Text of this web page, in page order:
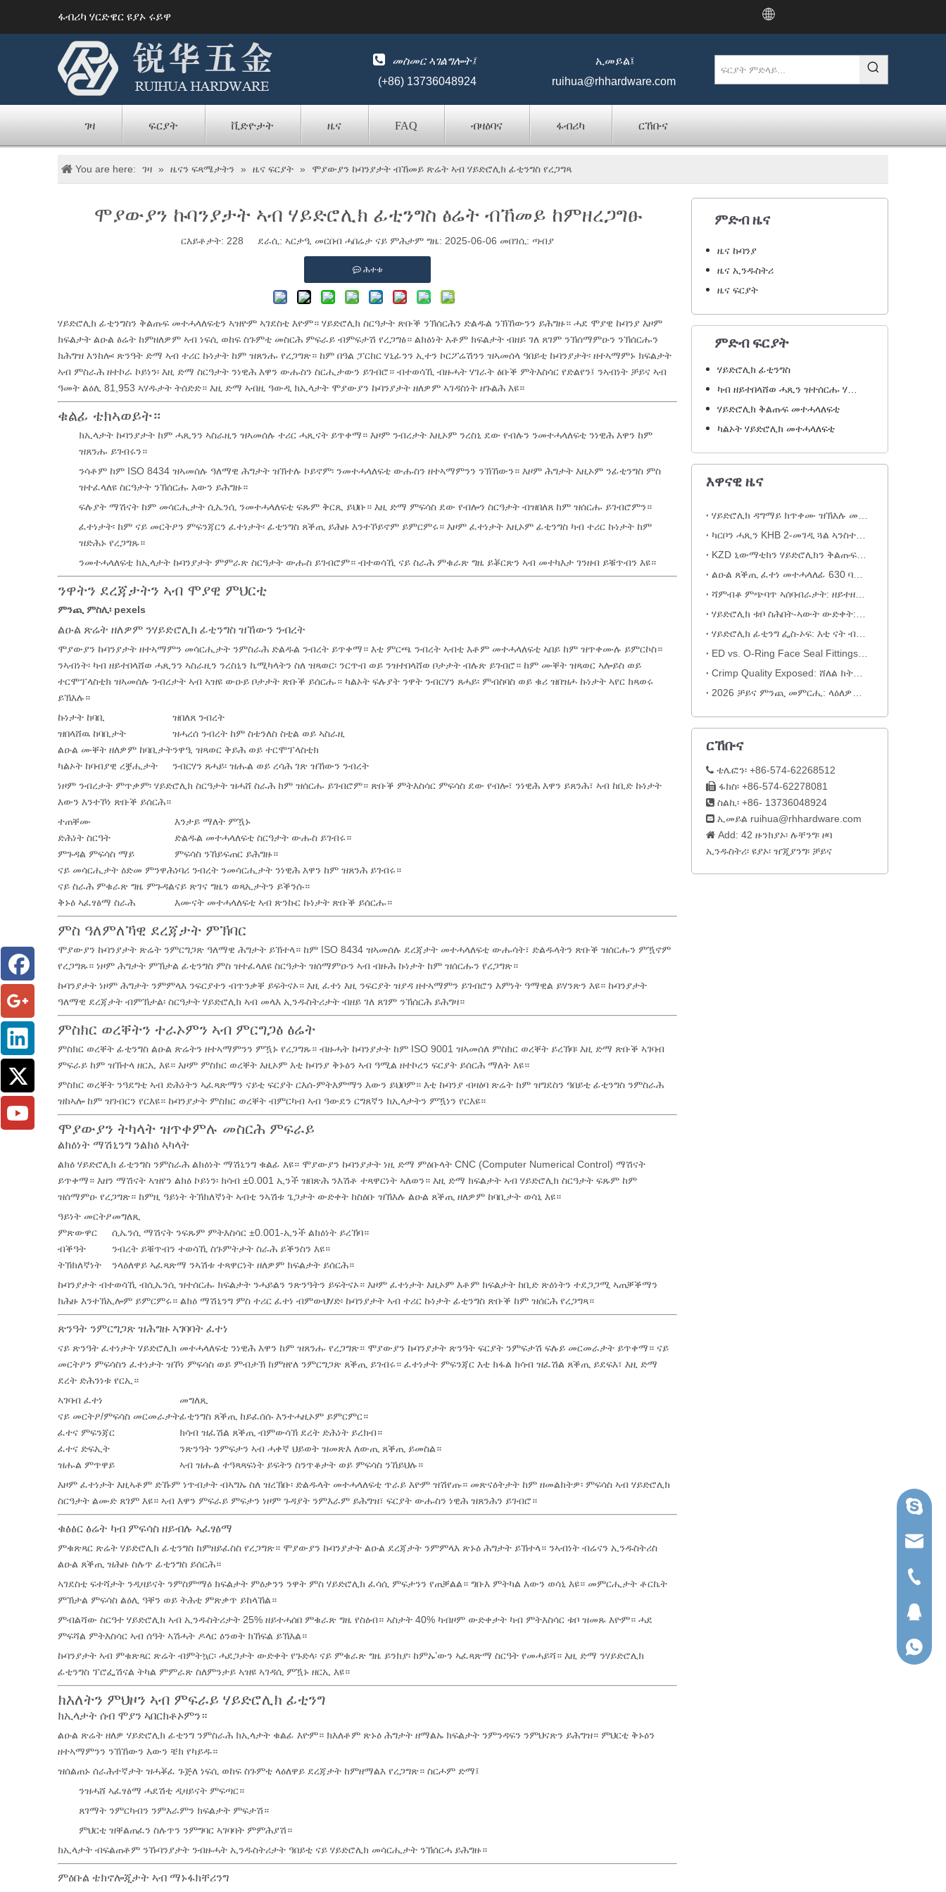
ፋብሪካ ሃርድዌር ዩያኦ ሩይዋ

መስመር ኣገልግሎት፤
(+86) 13736048924
ኢመይል፤
ruihua@rhhardware.com
ገዛ ፍርያት ቪድዮታት ዜና FAQ ብዛዕባና ፋብሪካ ርኸቡና
You are here: ገዛ » ዜናን ፍጻሜታትን » ዜና ፍርያት » ሞያውያን ኩባንያታት ብኸመይ ጽሬት ኣብ ሃይድሮሊክ ፊቲንግስ የረጋግጻ
ሞያውያን ኩባንያታት ኣብ ሃይድሮሊክ ፊቲንግስ ፅሬት ብኸመይ ከምዘረጋግፁ
ርእይቶታት: 228 ደራሲ: ኣርታዒ መርበብ ሓበሬታ ናይ ምሕታም ግዜ: 2025-06-06 መበገሲ: ጣብያ
ሕተቱ
ሃይድሮሊክ ፊቲንግስን ቅልጡፍ መተሓላለፍቲን ኣዝዮም ኣገደስቲ እዮም። ሃይድሮሊክ ስርዓታት ጽቡቕ ንኽሰርሕን ድልዱል ንኽኸውንን ይሕግዙ። ሓደ ሞያዊ ኩባንያ እዞም
ክፍልታት ልዑል ፅሬት ከምዘለዎም ኣብ ነፍሲ ወከፍ ስጉምቲ መስርሕ ምፍራይ ብምፍታሽ የረጋግፅ። ልክዕነት እቶም ክፍልታት ብዘይ ገለ ጸገም ንኽሰማምዑን ንኽሰርሑን
ክሕግዝ እንከሎ፡ ጽንዓት ድማ ኣብ ተሪር ኩነታት ከም ዝጸንሑ የረጋግጽ። ከም በዓል ፓርከር ሃኒፊንን ኢተን ኮርፖሬሽንን ዝኣመሰላ ዓበይቲ ኩባንያታት፡ ዘተኣማምኑ ክፍልታት
ኣብ ምስራሕ ዘተኮራ ኮይነን፡ እዚ ድማ ስርዓታት ንነዊሕ እዋን ውሑስን ስርሒታውን ይገብሮ። ብተወሳኺ ብዙሓት ሃገራት ፅቡቕ ምትእስሳር የድልየን፤ ንኣብነት ቻይና ኣብ
ዓመት ልዕሊ 81,953 ኣሃዱታት ትሰድድ። እዚ ድማ ኣብዚ ዓውዲ ክኢላታት ሞያውያን ኩባንያታት ዘለዎም ኣገዳስነት ዘጉልሕ እዩ።
ቁልፊ ቴክኣወይት።
ክኢላታት ኩባንያታት ከም ሓጺንን ኣስራዚን ዝኣመሰሉ ተሪር ሓጺናት ይጥቀማ። እዞም ንብረታት እዚኦም ንረስኒ ደው የብሉን ንመተሓላለፍቲ ንነዊሕ እዋን ከም
ዝጸንሑ ይገብሩን።
ንሳቶም ከም ISO 8434 ዝኣመሰሉ ዓለማዊ ሕግታት ዝኽተሉ ኮይኖም፡ ንመተሓላለፍቲ ውሑስን ዘተኣማምንን ንኽኸውን። እዞም ሕግታት እዚኦም ንፊቲንግስ ምስ
ዝተፈላለዩ ስርዓታት ንኽሰርሑ እውን ይሕግዙ።
ፍሉያት ማሽናት ከም መሳርሒታት ሲኤንሲ ንመተሓላለፍቲ ፍጹም ቅርጺ ይህቡ። እዚ ድማ ምፍሳስ ደው የብሎን ስርዓታት ብዝበለጸ ከም ዝሰርሑ ይገብሮምን።
ፈተነታት፡ ከም ናይ መርትዖን ምፍንጃርን ፈተነታት፡ ፊቲንግስ ጸቕጢ ይሕዙ እንተኾይኖም ይምርምሩ። እዞም ፈተነታት እዚኦም ፊቲንግስ ካብ ተሪር ኩነታት ከም
ዝድሕኑ የረጋግጹ።
ንመተሓላለፍቲ ክኢላታት ኩባንያታት ምምራጽ ስርዓታት ውሑስ ይገብሮም። ብተወሳኺ ናይ ስራሕ ምቁራጽ ግዜ ይቖርጽን ኣብ መተካእታ ገንዘብ ይቑጥብን እዩ።
ንዋትን ደረጃታትን ኣብ ሞያዊ ምህርቲ
ምንጪ ምስሊ፡ pexels
ልዑል ጽሬት ዘለዎም ንሃይድሮሊክ ፊቲንግስ ዝኸውን ንብረት
ሞያውያን ኩባንያታት ዘተኣማምን መሳርሒታት ንምስራሕ ድልዱል ንብረት ይጥቀማ። እቲ ምርጫ ንብረት ኣብቲ እቶም መተሓላለፍቲ ኣበይ ከም ዝጥቀሙሉ ይምርኮስ።
ንኣብነት፡ ካብ ዘይተበላሸወ ሓጺንን ኣስራዚን ንረስኒን ኬሚካላትን ስለ ዝጻወር፡ ንርጥብ ወይ ንዝተበላሸወ ቦታታት ብሉጽ ይገብሮ። ከም ሙቐት ዝጻወር ኣሎይስ ወይ
ተርሞፕላስቲክ ዝኣመሰሉ ንብረታት ኣብ ኣዝዩ ውዑይ ቦታታት ጽቡቕ ይሰርሑ። ካልኦት ፍሉያት ንዋት ንብርሃን ጸሓይ፡ ምብስባስ ወይ ቁሪ ዝበዝሖ ኩነታት ኣየር ክጻወሩ
ይኽእሉ።
ኩነታት ከባቢ
ዝበለጸ ንብረት
ዝበላሸዉ ከባቢታት
ዝሓረሰ ንብረት ከም ስቴንለስ ስቲል ወይ ኣስራዚ
ልዑል ሙቐት ዘለዎም ከባቢታትንዋዒ ዝጻወር ቅይሕ ወይ ተርሞፕላስቲክ
ካልኦት ከባብያዊ ረቛሒታት
ንብርሃን ጸሓይ፡ ዝሑል ወይ ረሳሕ ገጽ ዝኸውን ንብረት
ነዞም ንብረታት ምጥቃም፡ ሃይድሮሊክ ስርዓታት ዝሓሸ ስራሕ ከም ዝሰርሑ ይገብሮም። ጽቡቕ ምትእስሳር ምፍሳስ ደው የብሎ፣ ንነዊሕ እዋን ይጸንሕ፣ ኣብ ከቢድ ኩነታት
እውን እንተኾነ ጽቡቕ ይሰርሕ።
ተጠቐሙ
እንታይ ማለት ምዃኑ
ድሕነት ስርዓት
ድልዱል መተሓላለፍቲ ስርዓታት ውሑስ ይገብሩ።
ምጉዳል ምፍሳስ ማይ
ምፍሳስ ንኸይፍጠር ይሕግዙ።
ናይ መሳርሒታት ዕድመ ምንዋሕነባሪ ንብረት ንመሳርሒታት ንነዊሕ እዋን ከም ዝጸንሕ ይገብሩ።
ናይ ስራሕ ምቁራጽ ግዜ ምጉዳልናይ ጽገና ግዜን ወጻኢታትን ይቕንሱ።
ቅኑዕ ኣፈፃፅማ ስራሕ
እሙናት መተሓላለፍቲ ኣብ ጽንኩር ኩነታት ጽቡቕ ይሰርሑ።
ምስ ዓለምለኻዊ ደረጃታት ምኽባር
ሞያውያን ኩባንያታት ጽሬት ንምርግጋጽ ዓለማዊ ሕግታት ይኽተላ። ከም ISO 8434 ዝኣመሰሉ ደረጃታት መተሓላለፍቲ ውሑሳት፣ ድልዱላትን ጽቡቕ ዝሰርሑን ምዃኖም
የረጋግጹ። ነዞም ሕግታት ምኽታል ፊቲንግስ ምስ ዝተፈላለዩ ስርዓታት ዝሰማምዑን ኣብ ብዙሕ ኩነታት ከም ዝሰርሑን የረጋግጽ።
ኩባንያታት ነዞም ሕግታት ንምምላእ ንፍርያተን ብጥንቃቐ ይፍትናኦ። እዚ ፈተነ እዚ ንፍርያት ዝያዳ ዘተኣማምን ይገብሮን እምነት ዓማዊል ይሃንጽን እዩ። ኩባንያታት
ዓለማዊ ደረጃታት ብምኽታል፡ ስርዓታት ሃይድሮሊክ ኣብ መላእ ኢንዱስትሪታት ብዘይ ገለ ጸገም ንኽሰርሕ ይሕግዛ።
ምስክር ወረቐትን ተራኦምን ኣብ ምርግጋፅ ፅሬት
ምስክር ወረቐት ፊቲንግስ ልዑል ጽሬትን ዘተኣማምንን ምዃኑ የረጋግጹ። ብዙሓት ኩባንያታት ከም ISO 9001 ዝኣመሰለ ምስክር ወረቐት ይረኽባ፡ እዚ ድማ ጽቡቕ ኣገባብ
ምፍራይ ከም ዝኽተላ ዘርኢ እዩ። እዞም ምስክር ወረቐት እዚኦም እቲ ኩባንያ ቅኑዕን ኣብ ዓሚል ዘተኮረን ፍርያት ይሰርሕ ማለት እዩ።
ምስክር ወረቐት ንዓደግቲ ኣብ ድሕነትን ኣፈጻጽማን ናይቲ ፍርያት ርእሰ-ምትእምማን እውን ይህቦም። እቲ ኩባንያ ብዛዕባ ጽሬት ከም ዝግደስን ዓበይቲ ፊቲንግስ ንምስራሕ
ዝከኣሎ ከም ዝገብርን የርእዩ። ኩባንያታት ምስክር ወረቐት ብምርካብ ኣብ ዓውደን ርግጸኛን ክኢላታትን ምዃነን የርእዩ።
ሞያውያን ትካላት ዝጥቀምሉ መስርሕ ምፍራይ
ልክዕነት ማሽኒንግ ንልክዕ ኣካላት
ልክዕ ሃይድሮሊክ ፊቲንግስ ንምስራሕ ልክዕነት ማሽኒንግ ቁልፊ እዩ። ሞያውያን ኩባንያታት ነዚ ድማ ምዕቡላት CNC (Computer Numerical Control) ማሽናት
ይጥቀማ። እዘን ማሽናት ኣዝየን ልክዕ ኮይነን፡ ክሳብ ±0.001 ኢንች ዝበጽሕ ንእሽቶ ተጻዋርነት ኣለወን። እዚ ድማ ክፍልታት ኣብ ሃይድሮሊክ ስርዓታት ፍጹም ከም
ዝሰማምዑ የረጋግጽ። ከምዚ ዓይነት ትኽክለኛነት ኣብቲ ንኣሽቱ ጌጋታት ውድቀት ከስዕቡ ዝኽእሉ ልዑል ጸቕጢ ዘለዎም ከባቢታት ወሳኒ እዩ።
ዓይነት መርትዖመግለጺ
ምጽውዋር
ሲኤንሲ ማሽናት ንፍጹም ምትእስሳር ±0.001-ኢንች ልክዕነት ይረኽባ።
ብቕዓት
ንብረት ይቑጥብን ተወሳኺ ስጉምትታት ስራሕ ይቕንስን እዩ።
ትኽክለኛነት
ንላዕለዋይ ኣፈጻጽማ ንኣሽቱ ተጻዋርነት ዘለዎም ክፍልታት ይሰርሕ።
ኩባንያታት ብተወሳኺ ብሲኤንሲ ዝተሰርሑ ክፍልታት ንሓይልን ንጽንዓትን ይፍትናኦ። እዞም ፈተነታት እዚኦም እቶም ክፍልታት ከቢድ ጽዕነትን ተደጋጋሚ ኣጠቓቕማን
ክሕዙ እንተኽኢሎም ይምርምሩ። ልክዕ ማሽኒንግ ምስ ተሪር ፈተነ ብምውህሃድ፡ ኩባንያታት ኣብ ተሪር ኩነታት ፊቲንግስ ጽቡቕ ከም ዝሰርሕ የረጋግጻ።
ጽንዓት ንምርግጋጽ ዝሕግዙ ኣገባባት ፈተነ
ናይ ጽንዓት ፈተነታት ሃይድሮሊክ መተሓላለፍቲ ንነዊሕ እዋን ከም ዝጸንሑ የረጋግጽ። ሞያውያን ኩባንያታት ጽንዓት ፍርያት ንምፍታሽ ፍሉይ መርመራታት ይጥቀማ። ናይ
መርትዖን ምፍሳስን ፈተነታት ዝኾነ ምፍሳስ ወይ ምብታኽ ከምዘየለ ንምርግጋጽ ጸቕጢ ይገብሩ። ፈተነታት ምፍንጃር እቲ ክፋል ክሳብ ዝፈሽል ጸቕጢ ይደፍእ፣ እዚ ድማ
ደረት ድሕንነቱ የርኢ።
ኣገባብ ፈተነ
መግለጺ
ናይ መርትዖ/ምፍሳስ መርመራታትፊቲንግስ ጸቕጢ ከይፈሰሱ እንተሓዚኦም ይምርምር።
ፈተና ምፍንጃር
ክሳብ ዝፈሽል ጸቕጢ ብምውሳኽ ደረት ድሕነት ይረክብ።
ፈተና ድፍኢት
ንጽንዓት ንምፍታን ኣብ ሓቀኛ ህይወት ዝመጽእ ለውጢ ጸቕጢ ይመስል።
ዝሑል ምጥዋይ
ኣብ ዝሑል ተዓጻጻፍነት ይፍትን ስንጥቆታት ወይ ምፍሳስ ንኸይህሉ።
እዞም ፈተነታት እዚኣቶም ድኹም ነጥብታት ብኣግኡ ስለ ዝረኽቡ፡ ድልዱላት መተሓላለፍቲ ጥራይ እዮም ዝሽየጡ። መጽናዕትታት ከም ዘመልክትዎ፡ ምፍሳስ ኣብ ሃይድሮሊክ
ስርዓታት ልሙድ ጸገም እዩ። ኣብ እዋን ምፍራይ ምፍታን ነዞም ጉዳያት ንምእራም ይሕግዝ፣ ፍርያት ውሑስን ነዊሕ ዝጸንሕን ይገብሮ።
ቁፅፅር ፅሬት ካብ ምፍሳስ ዘይብሉ ኣፈፃፅማ
ምቁጽጻር ጽሬት ሃይድሮሊክ ፊቲንግስ ከምዘይፈስስ የረጋግጽ። ሞያውያን ኩባንያታት ልዑል ደረጃታት ንምምላእ ጽኑዕ ሕግታት ይኽተላ። ንኣብነት ብሬናን ኢንዱስትሪስ
ልዑል ጸቕጢ ዝሕዙ ስሉጥ ፊቲንግስ ይሰርሕ።
ኣገደስቲ ፍተሻታት ንዲዛይናት ንምስምማዕ ክፍልታት ምዕቃንን ንዋት ምስ ሃይድሮሊክ ፈሳሲ ምፍታንን የጠቓልል። ግቡእ ምትካል እውን ወሳኒ እዩ። መምርሒታት ቶርኬት
ምኽታል ምፍሳስ ልዕሊ ዓቐን ወይ ትሕቲ ምጽቃጥ ይከላኸል።
ምብልሻው ስርዓተ ሃይድሮሊክ ኣብ ኢንዱስትሪታት 25% ዘይተሓሰበ ምቁራጽ ግዜ የስዕብ። ኣስታት 40% ካብዞም ውድቀታት ካብ ምትእስሳር ቱቦ ዝመጹ እዮም። ሓደ
ምፍሻል ምትእስሳር ኣብ ሰዓት ኣሽሓት ዶላር ዕንወት ክኸፍል ይኽእል።
ኩባንያታት ኣብ ምቁጽጻር ጽሬት ብምትኳር፡ ሓደጋታት ውድቀት የጉድላ፡ ናይ ምቁራጽ ግዜ ይንክያ፡ ከምኡ’ውን ኣፈጻጽማ ስርዓት የመሓይሻ። እዚ ድማ ንሃይድሮሊክ
ፊቲንግስ ፕሮፌሽናል ትካል ምምራጽ ስለምንታይ ኣዝዩ ኣገዳሲ ምዃኑ ዘርኢ እዩ።
ክእለትን ምህዞን ኣብ ምፍራይ ሃይድሮሊክ ፊቲንግ
ክኢላታት ሰብ ሞያን ኣበርክቶኦምን።
ልዑል ጽሬት ዘለዎ ሃይድሮሊክ ፊቲንግ ንምስራሕ ክኢላታት ቁልፊ እዮም። ክእለቶም ጽኑዕ ሕግታት ዘማልኡ ክፍልታት ንምንዳፍን ንምህናጽን ይሕግዝ። ምህርቲ ቅኑዕን
ዘተኣማምንን ንኽኸውን እውን ቼክ የካይዱ።
ዝሰልጠኑ ሰራሕተኛታት ዝሓቖፈ ጉጅለ ነፍሲ ወከፍ ስጉምቲ ላዕለዋይ ደረጃታት ከምዘማልእ የረጋግጽ። ስርሖም ድማ፤
ንዝሓሸ ኣፈፃፅማ ሓደሽቲ ዲዛይናት ምፍጣር።
ጸገማት ንምርካብን ንምእራምን ክፍልታት ምፍታሽ።
ምህርቲ ዝቐልጠፈን ስሉጥን ንምግባር ኣገባባት ምምሕያሽ።
ክኢላታት ብፍልጠቶም ንኹባንያታት ንብዙሓት ኢንዱስትሪታት ዓበይቲ ናይ ሃይድሮሊክ መሳርሒታት ንኽሰርሓ ይሕግዙ።
ምዕቡል ቴክኖሎጂታት ኣብ ማኑፋክቸሪንግ
ምድብ ዜና
ዜና ኩባንያ
ዜና ኢንዱስትሪ
ዜና ፍርያት
ምድብ ፍርያት
ሃይድሮሊክ ፊቲንግስ
ሃይድሮሊክ ቅልጡፍ መተሓላለፍቲ
ካልኦት ሃይድሮሊክ መተሓላለፍቲ
እዋናዊ ዜና
ርኸቡና
 ቴሌፎን፡ +86-574-62268512
 ፋክስ፡ +86-574-62278081
 ስልኪ፡ +86- 13736048924
 ኢመይል ruihua@rhhardware.com
 Add: 42 ዙንክያኦ፡ ሉቸንግ፡ ዞባ
ኢንዱስትሪ፡ ዩያኦ፡ ዠጂያንግ፡ ቻይና
ስካይፕ
ቴለፎን...
ሕቶ ሕቶ
ዋትስኣፕ